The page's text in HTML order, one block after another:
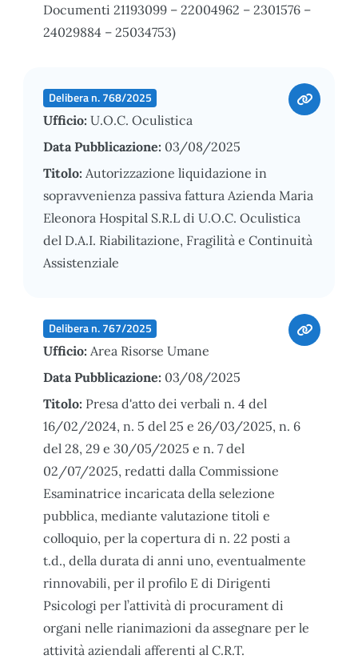
Documenti 21193099 – 22004962 – 2301576 –
24029884 – 25034753)
Delibera n. 768/2025
Ufficio: U.O.C. Oculistica
Data Pubblicazione: 03/08/2025
Titolo: Autorizzazione liquidazione in
sopravvenienza passiva fattura Azienda Maria
Eleonora Hospital S.R.L di U.O.C. Oculistica
del D.A.I. Riabilitazione, Fragilità e Continuità
Assistenziale
Delibera n. 767/2025
Ufficio: Area Risorse Umane
Data Pubblicazione: 03/08/2025
Titolo: Presa d'atto dei verbali n. 4 del
16/02/2024, n. 5 del 25 e 26/03/2025, n. 6
del 28, 29 e 30/05/2025 e n. 7 del
02/07/2025, redatti dalla Commissione
Esaminatrice incaricata della selezione
pubblica, mediante valutazione titoli e
colloquio, per la copertura di n. 22 posti a
t.d., della durata di anni uno, eventualmente
rinnovabili, per il profilo E di Dirigenti
Psicologi per l’attività di procurament di
organi nelle rianimazioni da assegnare per le
attività aziendali afferenti al C.R.T.